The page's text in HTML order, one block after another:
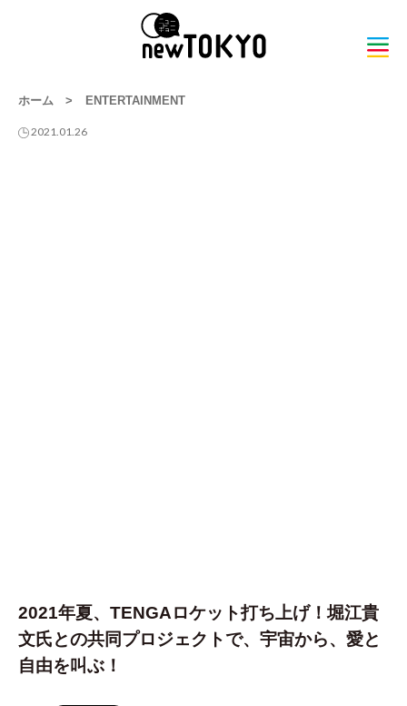
ホーム > ENTERTAINMENT
2021.01.26
2021年夏、TENGAロケット打ち上げ！堀江貴
文氏との共同プロジェクトで、宇宙から、愛と
自由を叫ぶ！